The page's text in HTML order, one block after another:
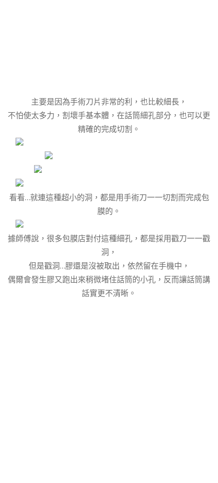
主要是因為手術刀片非常的利，也比較細長，
不怕使太多力，割壞手基本體，在話筒細孔部分，也可以更
精確的完成切割。
看看…就連這種超小的洞，都是用手術刀一一切割而完成包
膜的。
據師傅說，很多包膜店對付這種細孔，都是採用戳刀一一戳
洞，
但是戳洞…膠還是沒被取出，依然留在手機中，
偶爾會發生膠又跑出來稍微堵住話筒的小孔，反而讓話筒講
話實更不清晰。